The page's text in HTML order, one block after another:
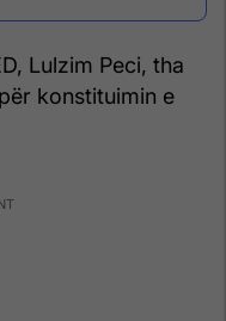
Lulzim Peci, tha
konstituimin e